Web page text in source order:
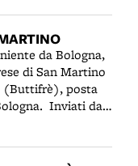
austriache del
che porterà gli
della seta, e
ludiche e
da Bologna,
di San Martino
(Buttifrè), posta
Inviati dal
incursioni di
ad